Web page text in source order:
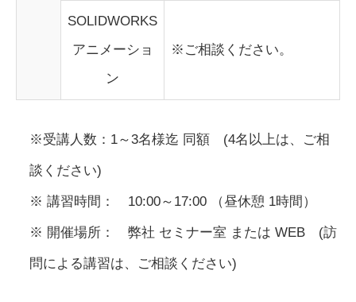
SOLIDWORKS
アニメーショ
ン
※ご相談ください。
※受講人数：1～3名様迄 同額 (4名以上は、ご相
談ください)
※ 講習時間： 10:00～17:00 （昼休憩 1時間）
※ 開催場所： 弊社 セミナー室 または WEB (訪
問による講習は、ご相談ください)